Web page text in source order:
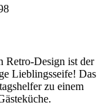
Retro-Design ist der
Lieblingsseife! Das
zu einem